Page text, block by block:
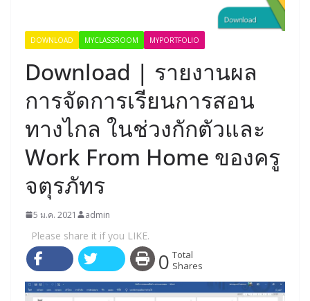
DOWNLOAD MYCLASSROOM MYPORTFOLIO
Download | รายงานผล
การจัดการเรียนการสอน
ทางไกล ในช่วงกักตัวและ
Work From Home ของครู
จตุรภัทร
5 ม.ค. 2021 admin
Please share it if you LIKE.
0 Total
Shares